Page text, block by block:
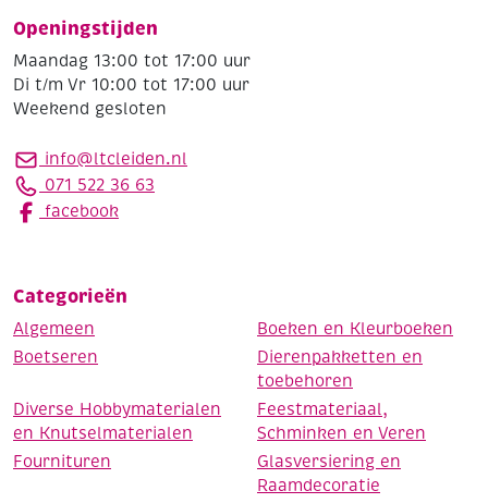
Openingstijden
Maandag 13:00 tot 17:00 uur
Di t/m Vr 10:00 tot 17:00 uur
Weekend gesloten
info@ltcleiden.nl
071 522 36 63
facebook
Categorieën
Algemeen
Boeken en Kleurboeken
Boetseren
Dierenpakketten en
toebehoren
Diverse Hobbymaterialen
en Knutselmaterialen
Feestmateriaal,
Schminken en Veren
Fournituren
Glasversiering en
Raamdecoratie